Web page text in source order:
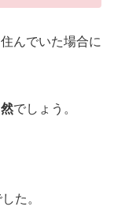
んでいた場合に
でしょう。
た。